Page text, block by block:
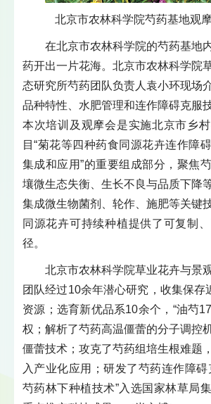
北京市农林科学院芍药基地观
在北京市农林科学院的芍药基地
药开出一片花海。北京市农林科学院
态研究所芍药团队负责人袁小环现场
品种特性、水肥管理和连作障碍克服
本次培训及观摩会是实施北京市乡
目“菊花等四种药食同源花卉连作障
集成和应用”的重要组成部分，聚焦
壤微生态失衡、生长不良与品质下降
集成微生物菌剂、轮作、施肥等关键
同源花卉可持续种植提供了可复制
径。
北京市农林科学院草业花卉与景
团队经过10余年潜心研究，收集保存
资源；选育新优品系10余个，“油芍
权；解析了芍药高温僵蕾的分子调控
僵蕾技术；攻克了芍药组培生根难题
入产业化应用；研发了芍药连作障碍
芍药林下种植技术”入选国家林草局